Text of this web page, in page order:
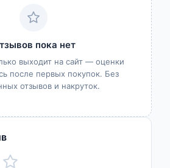
пока нет
выходит на сайт — оценки
после первых покупок. Без
отзывов и накруток.